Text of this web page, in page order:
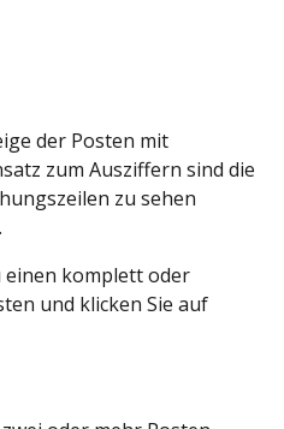
der Posten mit
zum Ausziffern sind die
zu sehen
einen komplett oder
und klicken Sie auf